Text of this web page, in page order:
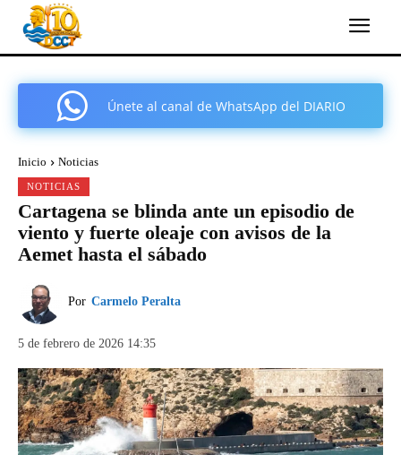
Únete al canal de WhatsApp del DIARIO
Inicio Noticias
NOTICIAS
Cartagena se blinda ante un episodio de
viento y fuerte oleaje con avisos de la
Aemet hasta el sábado
Por Carmelo Peralta
5 de febrero de 2026 14:35